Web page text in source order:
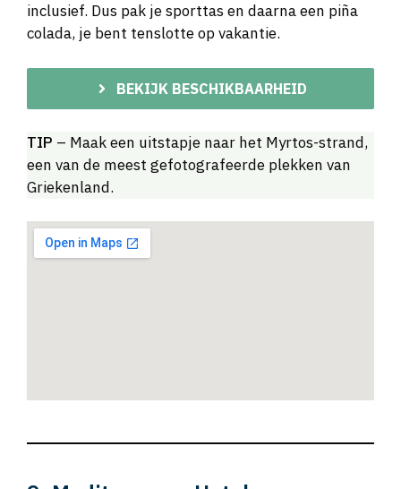
inclusief. Dus pak je sporttas en daarna een piña
colada, je bent tenslotte op vakantie.
BEKIJK BESCHIKBAARHEID
TIP – Maak een uitstapje naar het Myrtos-strand,
een van de meest gefotografeerde plekken van
Griekenland.